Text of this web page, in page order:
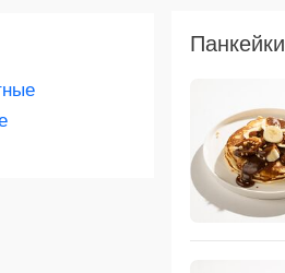
руб. на первый заказ в
приложении!
руб. на первый заказ в
Панкейки